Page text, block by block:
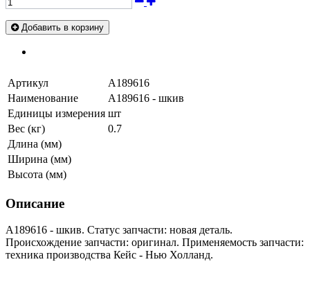
Добавить в корзину
Артикул
A189616
Наименование
A189616 - шкив
Единицы измерения шт
Вес (кг)
0.7
Длина (мм)
Ширина (мм)
Высота (мм)
Описание
A189616 - шкив. Статус запчасти: новая деталь.
Происхождение запчасти: оригинал. Применяемость запчасти:
техника производства Кейс - Нью Холланд.